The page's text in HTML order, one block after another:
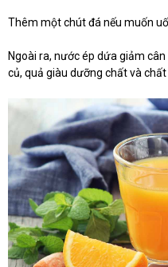
Thêm một chút đá nếu muốn
Ngoài ra, nước ép dứa giảm
củ, quả giàu dưỡng chất và chất